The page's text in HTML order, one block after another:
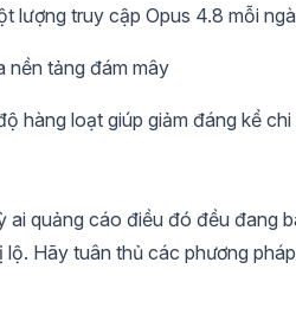
lượng truy cập Opus 4.8 mỗi
nền tảng đám mây
hàng loạt giúp giảm đáng kể chi
ai quảng cáo điều đó đều đang
Hãy tuân thủ các phương pháp